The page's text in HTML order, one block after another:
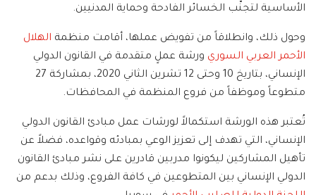
الأساسية لتجنُّب الخسائر الفادحة وحماية المدنيين.
وحول ذلك، وانطلاقاً من تفويض عملها، أقامت منظمة الهلال
الأحمر العربي السوري ورشة عملٍ متقدمة في القانون الدولي
الإنساني، بتاريخ 10 وحتى 12 تشرين الثاني 2020، بمشاركة 27
متطوعاً وموظفاً من فروع المنظمة في المحافظات.
تُعتبر هذه الورشة استكمالاً لورشات عمل مبادئ القانون الدولي
الإنساني، التي تهدف إلى تعزيز الوعي بمبادئه وقواعده، فضلاً عن
تأهيل المشاركين ليكونوا مدربين قادرين على نشر مبادئ القانون
الدولي الإنساني بين المتطوعين في كافة الفروع، وذلك بدعم من